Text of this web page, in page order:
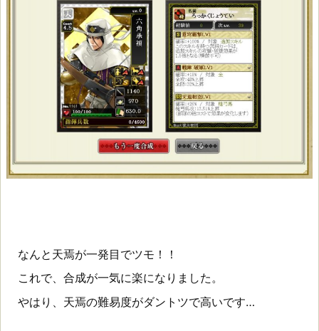
なんと天焉が一発目でツモ！！
これで、合成が一気に楽になりました。
やはり、天焉の難易度がダントツで高いです…